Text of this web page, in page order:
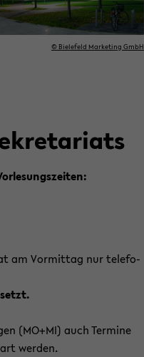
© Bie­le­feld Mar­ke­ting GmbH
am Vor­mit­tag nur te­le­fo­
(MO+MI) auch Ter­mi­ne
wer­den.